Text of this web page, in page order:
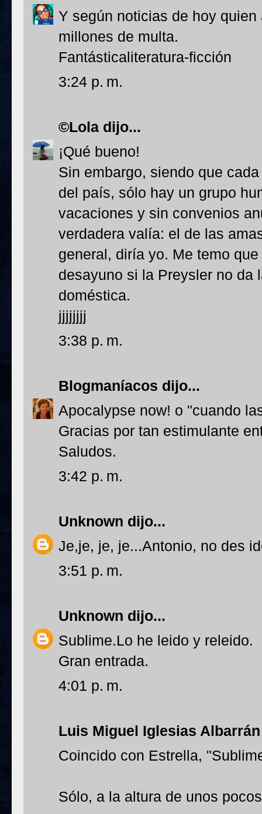
Y según noticias de hoy
millones de multa.
Fantásticaliteratura-ficción
3:24 p. m.
©Lola dijo...
¡Qué bueno!
Sin embargo, siendo que
del país, sólo hay un grupo
vacaciones y sin convenios
verdadera valía: el de las
general, diría yo. Me temo
desayuno si la Preysler no da
doméstica.
jjjjjjjj
3:38 p. m.
Blogmaníacos dijo...
Apocalypse now! o "cuando
Gracias por tan estimulante
Saludos.
3:42 p. m.
Unknown dijo...
Je,je, je, je...Antonio, no des
3:51 p. m.
Unknown dijo...
Sublime.Lo he leido y releido.
Gran entrada.
4:01 p. m.
Luis Miguel Iglesias Albarrán
Coincido con Estrella,
Sólo, a la altura de unos